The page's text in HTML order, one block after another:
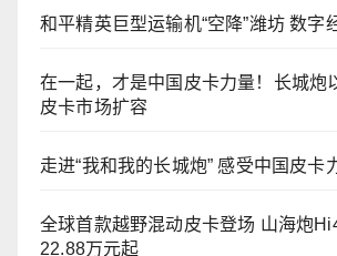
和平精英巨型运输机“空降”潍坊 数字
在一起，才是中国皮卡力量！长城炮
皮卡市场扩容
走进“我和我的长城炮” 感受中国皮卡
全球首款越野混动皮卡登场 山海炮
22.88万元起